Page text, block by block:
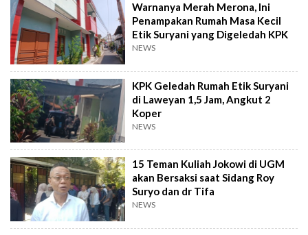
Warnanya Merah Merona, Ini
Penampakan Rumah Masa Kecil
Etik Suryani yang Digeledah KPK
NEWS
KPK Geledah Rumah Etik Suryani
di Laweyan 1,5 Jam, Angkut 2
Koper
NEWS
15 Teman Kuliah Jokowi di UGM
akan Bersaksi saat Sidang Roy
Suryo dan dr Tifa
NEWS